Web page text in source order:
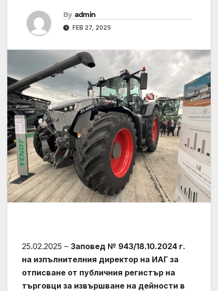
By admin
FEB 27, 2025
25.02.2025 – Заповед № 943/18.10.2024 г.
на изпълнителния директор на ИАГ за
отписване от публичния регистър на
търговци за извършване на дейности в